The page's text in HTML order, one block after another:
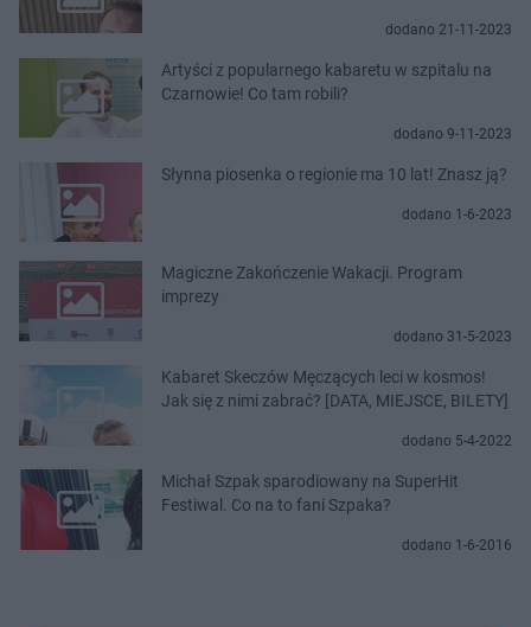
dodano 21-11-2023
Artyści z popularnego kabaretu w szpitalu na
Czarnowie! Co tam robili?
dodano 9-11-2023
Słynna piosenka o regionie ma 10 lat! Znasz ją?
dodano 1-6-2023
Magiczne Zakończenie Wakacji. Program
imprezy
dodano 31-5-2023
Kabaret Skeczów Męczących leci w kosmos!
Jak się z nimi zabrać? [DATA, MIEJSCE, BILETY]
dodano 5-4-2022
Michał Szpak sparodiowany na SuperHit
Festiwal. Co na to fani Szpaka?
dodano 1-6-2016